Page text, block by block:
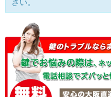
さい。